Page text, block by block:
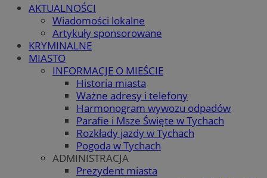
AKTUALNOŚCI
Wiadomości lokalne
Artykuły sponsorowane
KRYMINALNE
MIASTO
INFORMACJE O MIEŚCIE
Historia miasta
Ważne adresy i telefony
Harmonogram wywozu odpadów
Parafie i Msze Święte w Tychach
Rozkłady jazdy w Tychach
Pogoda w Tychach
ADMINISTRACJA
Prezydent miasta